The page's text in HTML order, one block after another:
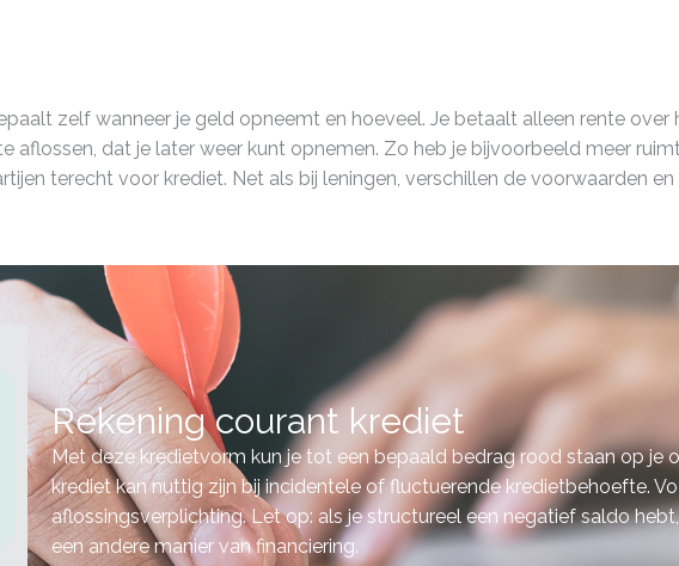
zelf wanneer je geld opneemt en hoeveel. Je betaalt alleen rente over
aflossen, dat je later weer kunt opnemen. Zo heb je bijvoorbeeld meer
terecht voor krediet. Net als bij leningen, verschillen de voorwaarden
Rekening courant krediet
Met deze kredietvorm kun je tot een bepaald bedrag rood staan op je
krediet kan nuttig zijn bij incidentele of fluctuerende kredietbehoefte.
aflossingsverplichting. Let op: als je structureel een negatief saldo
een andere manier van financiering.